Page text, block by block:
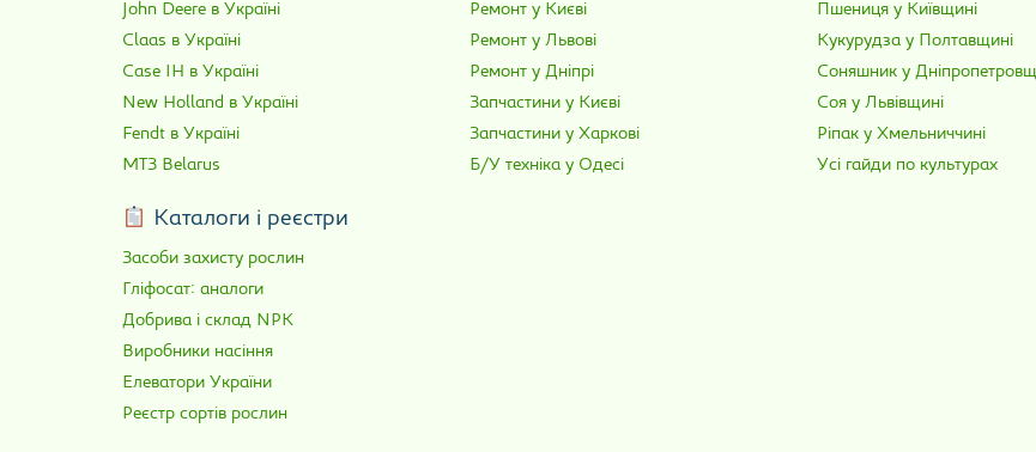
John Deere в Україні
Claas в Україні
Case IH в Україні
New Holland в Україні
Fendt в Україні
МТЗ Belarus
Ремонт у Києві
Ремонт у Львові
Ремонт у Дніпрі
Запчастини у Києві
Запчастини у Харкові
Б/У техніка у Одесі
Пшениця у Київщині
Кукурудза у Полтавщині
Соняшник у
Соя у Львівщині
Ріпак у Хмельниччині
Усі гайди по культурах
Каталоги і реєстри
Засоби захисту рослин
Гліфосат: аналоги
Добрива і склад NPK
Виробники насіння
Елеватори України
Реєстр сортів рослин